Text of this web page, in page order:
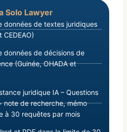
Solo Lawyer
données de textes juridiques
CEDEAO)
données de décisions de
(Guinée, OHADA et
juridique IA – Questions
note de recherche, mémo
à 30 requêtes par mois